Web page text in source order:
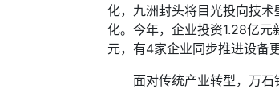
化，九洲封头将目光投向技
化。今年，企业投资1.28亿
元，有4家企业同步推进设备
面对传统产业转型，万石镇